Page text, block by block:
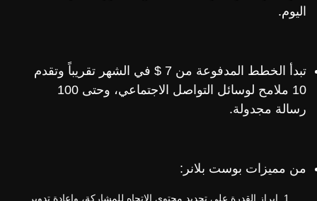
اليوم.
تبدأ الخطط المدفوعة من 7 $ في الشهر تقريباً وتقدم
10 ملامح لوسائل التواصل الاجتماعي، وحتى 100
رسالة مجدولة.
من مميزات بوست بلانر:
إبراز القدرة على تحديد محتوى الاتجاه للمشاركة، وإعادة تدوير